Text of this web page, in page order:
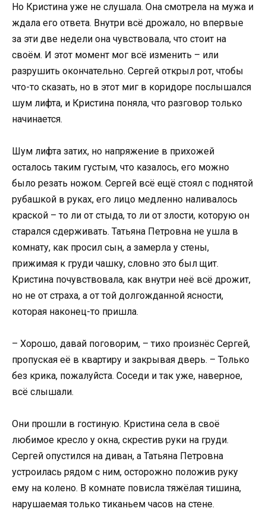
Но Кристина уже не слушала. Она смотрела на мужа и
ждала его ответа. Внутри всё дрожало, но впервые
за эти две недели она чувствовала, что стоит на
своём. И этот момент мог всё изменить – или
разрушить окончательно. Сергей открыл рот, чтобы
что-то сказать, но в этот миг в коридоре послышался
шум лифта, и Кристина поняла, что разговор только
начинается.
Шум лифта затих, но напряжение в прихожей
осталось таким густым, что казалось, его можно
было резать ножом. Сергей всё ещё стоял с поднятой
рубашкой в руках, его лицо медленно наливалось
краской – то ли от стыда, то ли от злости, которую он
старался сдерживать. Татьяна Петровна не ушла в
комнату, как просил сын, а замерла у стены,
прижимая к груди чашку, словно это был щит.
Кристина почувствовала, как внутри неё всё дрожит,
но не от страха, а от той долгожданной ясности,
которая наконец-то пришла.
– Хорошо, давай поговорим, – тихо произнёс Сергей,
пропуская её в квартиру и закрывая дверь. – Только
без крика, пожалуйста. Соседи и так уже, наверное,
всё слышали.
Они прошли в гостиную. Кристина села в своё
любимое кресло у окна, скрестив руки на груди.
Сергей опустился на диван, а Татьяна Петровна
устроилась рядом с ним, осторожно положив руку
ему на колено. В комнате повисла тяжёлая тишина,
нарушаемая только тиканьем часов на стене.